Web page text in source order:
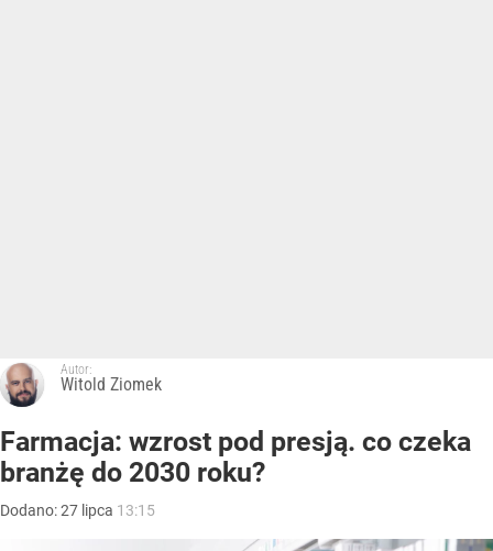
Autor:
Witold Ziomek
Farmacja: wzrost pod presją. co czeka
branżę do 2030 roku?
Dodano:27 lipca 13:15